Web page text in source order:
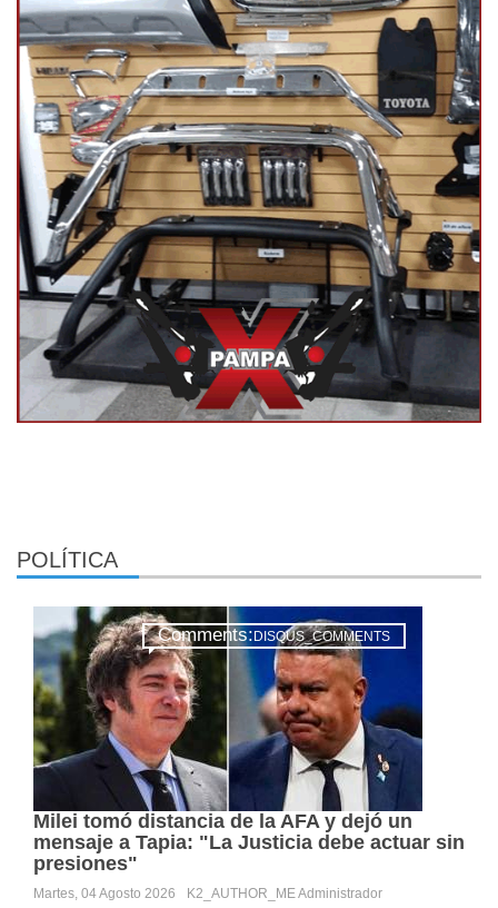
POLÍTICA
Comments:DISQUS_COMMENTS
Milei tomó distancia de la AFA y dejó un
mensaje a Tapia: "La Justicia debe actuar sin
presiones"
Martes, 04 Agosto 2026 K2_AUTHOR_MEAdministrador